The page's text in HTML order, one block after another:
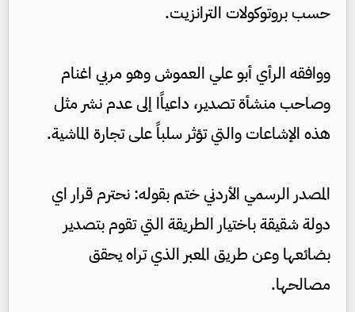
حسب بروتوكولات الترانزيت.
ووافقه الرأي أبو علي العموش وهو مربي اغنام
وصاحب منشأة تصدير، داعياًا إلى عدم نشر مثل
هذه الإشاعات والتي تؤثر سلباً على تجارة الماشية.
المصدر الرسمي الأردني ختم بقوله: نحترم قرار اي
دولة شقيقة باختيار الطريقة التي تقوم بتصدير
بضائعها وعن طريق المعبر الذي تراه يحقق
مصالحها.